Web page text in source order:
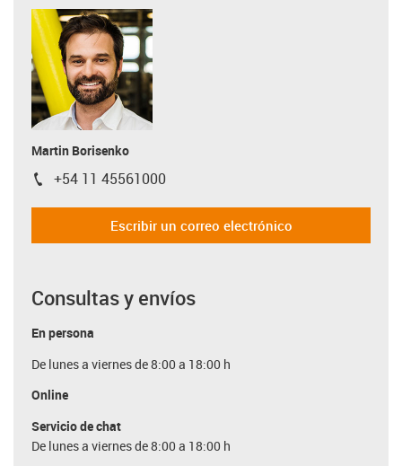
Martin Borisenko
igus-icon-phone
+54 11 45561000
Escribir un correo electrónico
Consultas y envíos
En persona
De lunes a viernes de 8:00 a 18:00 h
Online
Servicio de chat
De lunes a viernes de 8:00 a 18:00 h